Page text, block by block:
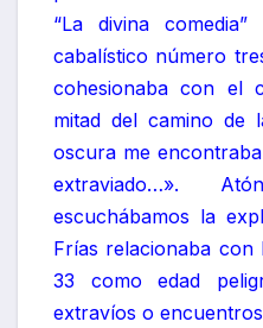
“La divina
cabalístico número
cohesionaba con el
mitad del camino
oscura me
extraviado…».
escuchábamos la
Frías relacionaba con
33 como edad
extravíos o